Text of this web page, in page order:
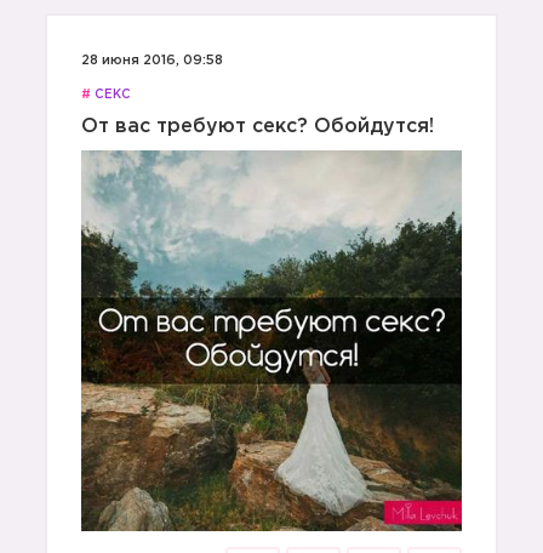
28 июня 2016, 09:58
# СЕКС
От вас требуют секс? Обойдутся!